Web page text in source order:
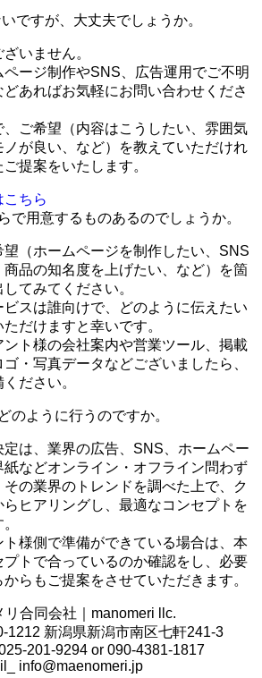
ですが、大丈夫でしょうか。
いません。
ージ制作やSNS、広告運用でご不明
あればお気軽にお問い合わせくださ
ご希望（内容はこうしたい、雰囲気
ノが良い、など）を教えていただけれ
提案をいたします。
こちら
で用意するものあるのでしょうか。
望（ホームページを制作したい、SNS
商品の知名度を上げたい、など）を箇
てみてください。
ビスは誰向けで、どのように伝えたい
だけますと幸いです。
ント様の会社案内や営業ツール、掲載
・写真データなどございましたら、
ださい。
のように行うのですか。
定は、業界の広告、SNS、ホームペー
紙などオンライン・オフライン問わず
の業界のトレンドを調べた上で、ク
らヒアリングし、最適なコンセプトを
ト様側で準備ができている場合は、本
プトで合っているのか確認をし、必要
らもご提案をさせていただきます。
リ合同会社｜manomeri llc.
1212 新潟県新潟市南区七軒241-3
201-9294 or 090-4381-1817
info@maenomeri.jp